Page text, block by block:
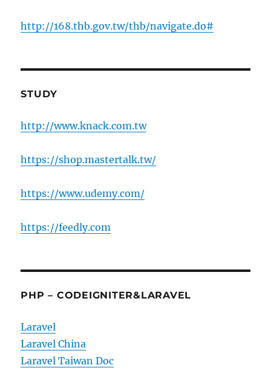
http://168.thb.gov.tw/thb/navigate.do#
STUDY
http://www.knack.com.tw
https://shop.mastertalk.tw/
https://www.udemy.com/
https://feedly.com
PHP – CODEIGNITER&LARAVEL
Laravel
Laravel China
Laravel Taiwan Doc